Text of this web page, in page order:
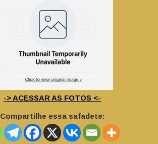
-> ACESSAR AS FOTOS <-
Compartilhe essa safadete: